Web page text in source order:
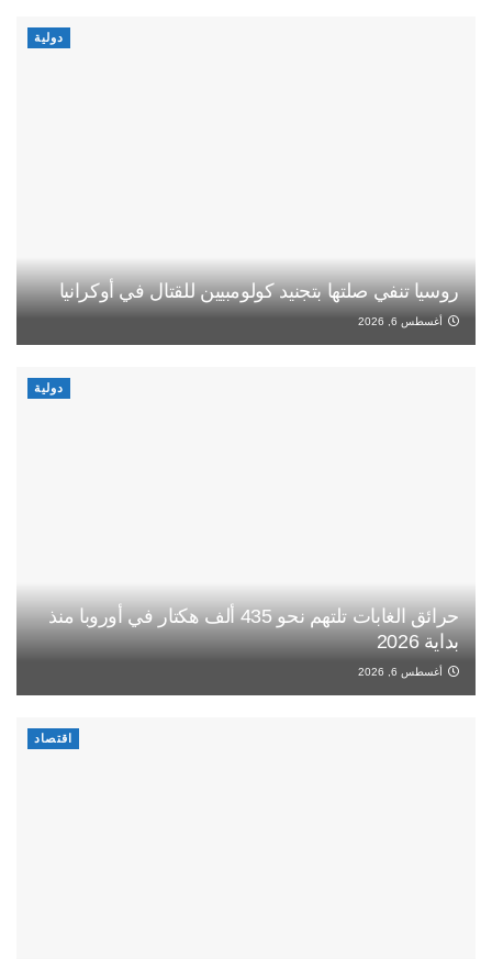
دولية
روسيا تنفي صلتها بتجنيد كولومبيين للقتال في أوكرانيا
أغسطس 6, 2026
دولية
حرائق الغابات تلتهم نحو 435 ألف هكتار في أوروبا منذ
بداية 2026
أغسطس 6, 2026
اقتصاد